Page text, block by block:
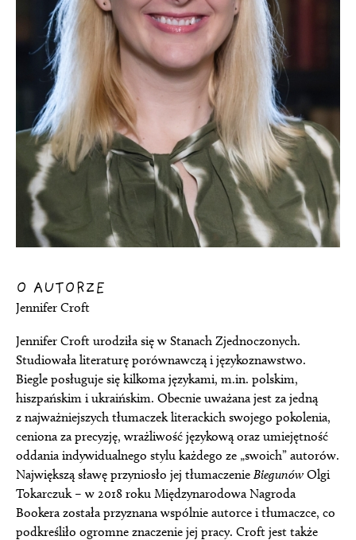
O AUTORZE
Jennifer Croft
Jennifer Croft urodziła się w Stanach Zjednoczonych.
Studiowała literaturę porównawczą i językoznawstwo.
Biegle posługuje się kilkoma językami, m.in. polskim,
hiszpańskim i ukraińskim. Obecnie uważana jest za jedną
z najważniejszych tłumaczek literackich swojego pokolenia,
ceniona za precyzję, wrażliwość językową oraz umiejętność
oddania indywidualnego stylu każdego ze „swoich” autorów.
Największą sławę przyniosło jej tłumaczenie Biegunów Olgi
Tokarczuk – w 2018 roku Międzynarodowa Nagroda
Bookera została przyznana wspólnie autorce i tłumaczce, co
podkreśliło ogromne znaczenie jej pracy. Croft jest także